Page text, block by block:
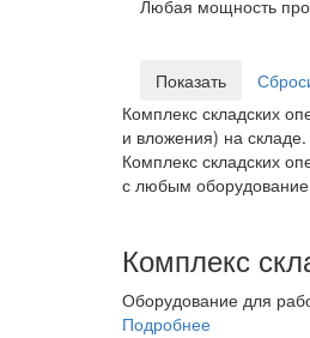
Любая мощность
Комплекс складских
и вложения) на складе.
Комплекс складских
с любым
Комплекс
Оборудование для
Подробнее